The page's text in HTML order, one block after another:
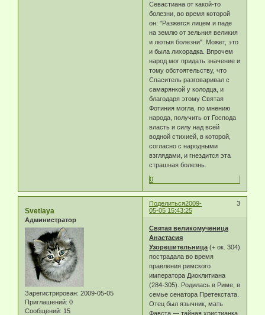
Севастиана от какой-то
болезни, во время которой
он: "Разжегся лицем и паде
на землю от зельния великия
и лютыя болезни". Может, это
и была лихорадка. Впрочем
народ мог придать значение и
тому обстоятельству, что
Спаситель разговаривал с
самарянкой у колодца, и
благодаря этому Святая
Фотиния могла, по мнению
народа, получить от Господа
власть и силу над всей
водной стихией, в которой,
согласно с народными
взглядами, и гнездится эта
страшная болезнь.
0
Поделиться 3
2009-
05-05 15:43:25
Svetlaya
Администратор
Зарегистрирован: 2009-05-05
Приглашений: 0
Сообщений: 15
Святая великомученица
Анастасия
Узорешительница (+ ок. 304)
пострадала во время
правления римского
императора Диоклитиана
(284-305). Родилась в Риме, в
семье сенатора Претекстата.
Отец был язычник, мать
Фавста — тайная христианка,